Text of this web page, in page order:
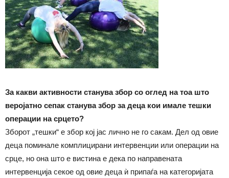
За какви активности станува збор со оглед на тоа што
веројатно сепак станува збор за деца кои имале тешки
операции на срцето?
Зборот „тешки“ е збор кој јас лично не го сакам. Дел од овие
деца поминале комплицирани интервенции или операции на
срце, но она што е вистина е дека по направената
интервенција секое од овие деца ѝ припаѓа на категоријата